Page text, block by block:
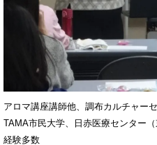
アロマ講座講師他、調布カルチャー
TAMA市民大学、日赤医療センター
経験多数